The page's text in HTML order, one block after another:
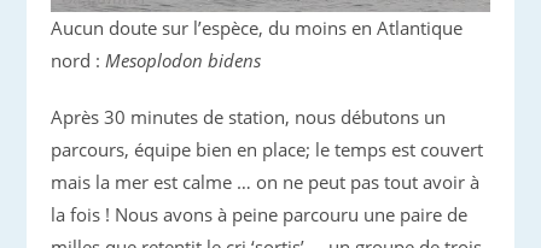
Aucun doute sur l’espèce, du moins en Atlantique
nord :Mesoplodon bidens
Après 30 minutes de station, nous débutons un
parcours, équipe bien en place; le temps est couvert
mais la mer est calme … on ne peut pas tout avoir à
la fois ! Nous avons à peine parcouru une paire de